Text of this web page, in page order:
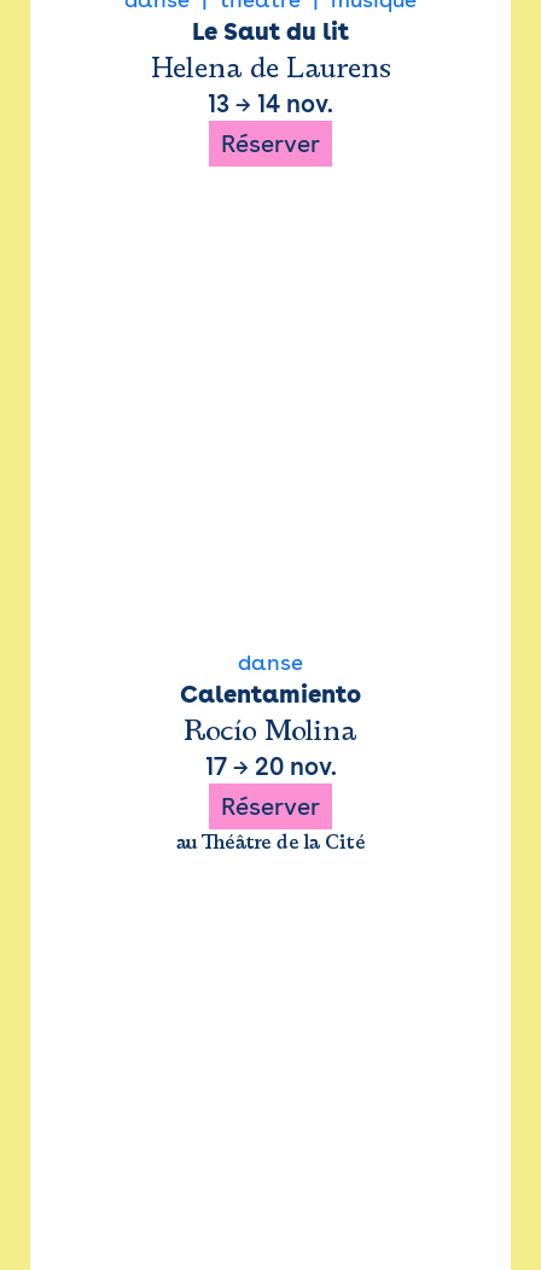
Le Saut du lit
Helena de Laurens
13 → 14 nov.
Réserver
danse
Calentamiento
Rocío Molina
17→ 20 nov.
Réserver
au Théâtre de la Cité